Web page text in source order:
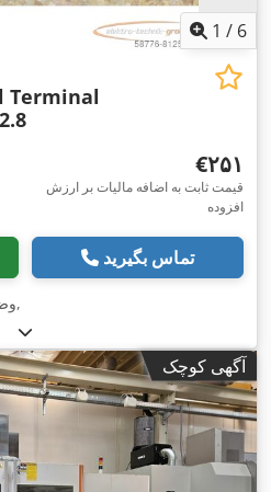
1 / 6
Terminal
‎€۲۵۱
قیمت ثابت به اضافه مالیات بر ارزش
افزوده
تماس بگیرید
,
آگهی کوچک